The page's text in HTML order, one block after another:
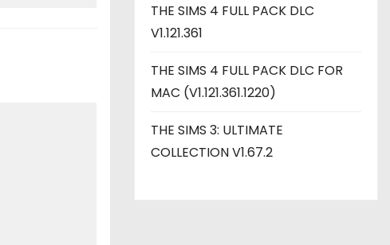
THE SIMS 4 FULL PACK DLC
V1.121.361
THE SIMS 4 FULL PACK DLC FOR
MAC (V1.121.361.1220)
THE SIMS 3: ULTIMATE
COLLECTION V1.67.2